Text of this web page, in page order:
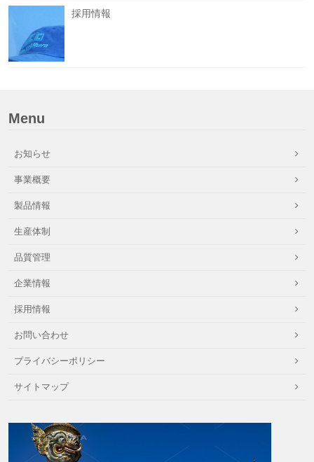
採用情報
Menu
お知らせ
事業概要
製品情報
生産体制
品質管理
企業情報
採用情報
お問い合わせ
プライバシーポリシー
サイトマップ